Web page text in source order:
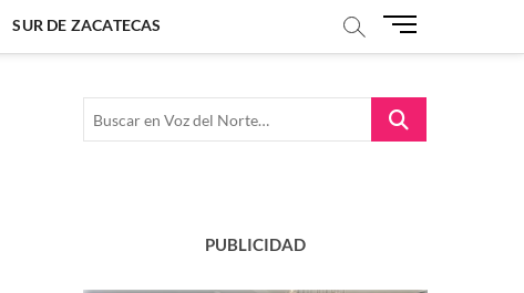
SUR DE ZACATECAS
M
u
B
u
Buscar
PUBLICIDAD